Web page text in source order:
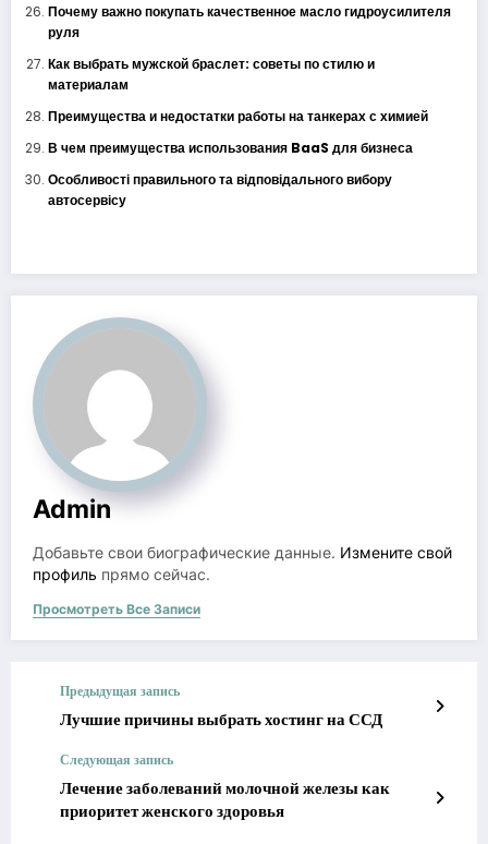
Почему важно покупать качественное масло гидроусилителя
руля
Как выбрать мужской браслет: советы по стилю и
материалам
Преимущества и недостатки работы на танкерах с химией
В чем преимущества использования BaaS для бизнеса
Особливості правильного та відповідального вибору
автосервісу
Admin
Добавьте свои биографические данные. Измените свой
профиль прямо сейчас.
Просмотреть Все Записи
Предыдущая запись
Лучшие причины выбрать хостинг на ССД
Следующая запись
Лечение заболеваний молочной железы как
приоритет женского здоровья